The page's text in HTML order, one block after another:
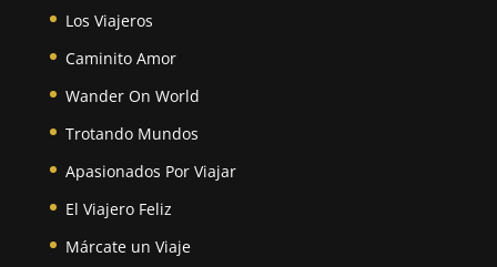
Los Viajeros
Caminito Amor
Wander On World
Trotando Mundos
Apasionados Por Viajar
El Viajero Feliz
Márcate un Viaje